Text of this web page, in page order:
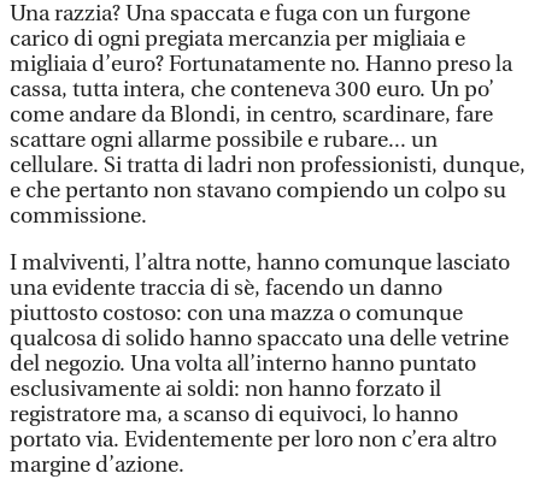
Una razzia? Una spaccata e fuga con un furgone
carico di ogni pregiata mercanzia per migliaia e
migliaia d’euro? Fortunatamente no. Hanno preso la
cassa, tutta intera, che conteneva 300 euro. Un po’
come andare da Blondi, in centro, scardinare, fare
scattare ogni allarme possibile e rubare... un
cellulare. Si tratta di ladri non professionisti, dunque,
e che pertanto non stavano compiendo un colpo su
commissione.
I malviventi, l’altra notte, hanno comunque lasciato
una evidente traccia di sè, facendo un danno
piuttosto costoso: con una mazza o comunque
qualcosa di solido hanno spaccato una delle vetrine
del negozio. Una volta all’interno hanno puntato
esclusivamente ai soldi: non hanno forzato il
registratore ma, a scanso di equivoci, lo hanno
portato via. Evidentemente per loro non c’era altro
margine d’azione.